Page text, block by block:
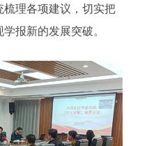
理各项建议，切实把
报新的发展突破。